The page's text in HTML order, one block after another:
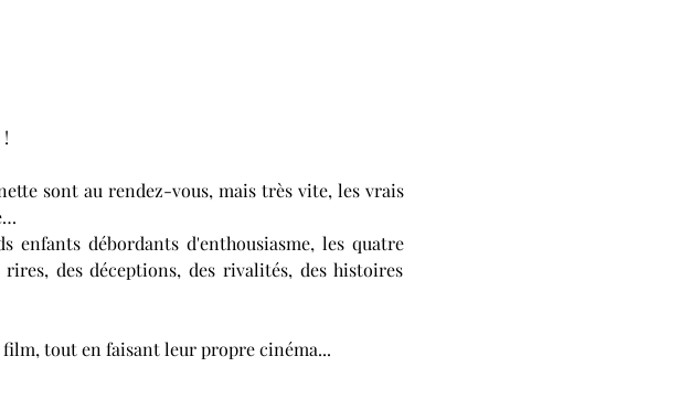
sont au rendez-vous, mais très vite, les vrais
enfants débordants d'enthousiasme, les quatre
des déceptions, des rivalités, des histoires
film, tout en faisant leur propre cinéma...